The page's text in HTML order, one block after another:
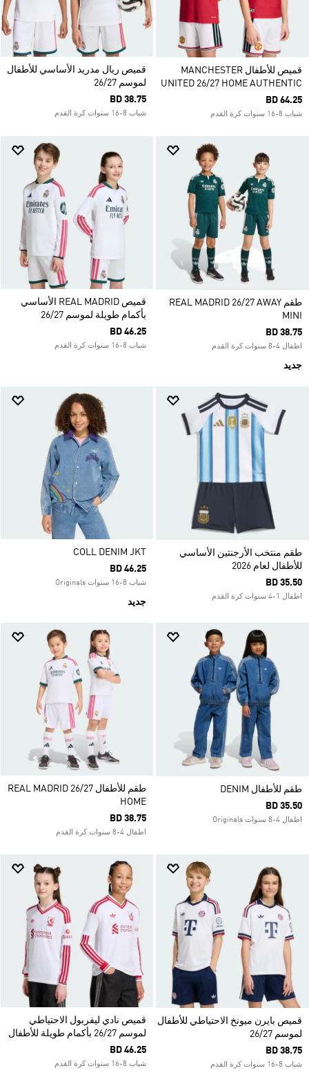
قميص للأطفال MANCHESTER
UNITED 26/27 HOME AUTHENTIC
BD 64.25
شباب 8-16 سنوات كرة القدم
قميص ريال مدريد الأساسي للأطفال
لموسم 26/27
BD 38.75
شباب 8-16 سنوات كرة القدم
طقم REAL MADRID 26/27 AWAY
MINI
BD 38.75
اطفال 4-8 سنوات كرة القدم
جديد
قميص REAL MADRID الأساسي
بأكمام طويلة لموسم 26/27
BD 46.25
شباب 8-16 سنوات كرة القدم
طقم منتخب الأرجنتين الأساسي
للأطفال لعام 2026
BD 35.50
اطفال 1-4 سنوات كرة القدم
COLL DENIM JKT
BD 46.25
شباب 8-16 سنوات Originals
جديد
طقم للأطفال DENIM
BD 35.50
اطفال 4-8 سنوات Originals
طقم للأطفال REAL MADRID 26/27
HOME
BD 38.75
اطفال 4-8 سنوات كرة القدم
قميص بايرن ميونخ الاحتياطي للأطفال
لموسم 26/27
BD 38.75
شباب 8-16 سنوات كرة القدم
قميص نادي ليفربول الاحتياطي
لموسم 26/27 بأكمام طويلة للأطفال
BD 46.25
شباب 8-16 سنوات كرة القدم